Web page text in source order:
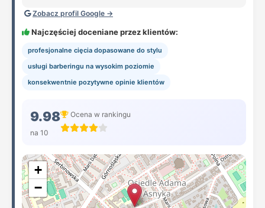
Zobacz profil Google →
Najczęściej doceniane przez klientów:
profesjonalne cięcia dopasowane do stylu
usługi barberingu na wysokim poziomie
konsekwentnie pozytywne opinie klientów
9.98
na 10
Ocena w rankingu
+
−